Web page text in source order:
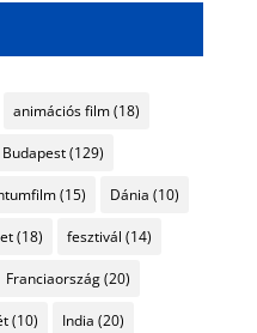
animációs film(18)
Budapest(129)
(15) Dánia (10)
(18) fesztivál (14)
Franciaország(20)
(10) India (20)